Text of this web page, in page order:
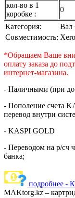
кол-во в 1
коробке :
0
Категория:
Вал
Совместимость:
*Обращаем Ваше
оплату заказа до
интернет-магазина.
- Наличными (при
- Пополение счета
перевод внутри
- KASPI GOLD
- Переводом на р/сч
банка;
подробнее -
MAKtorg.kz –